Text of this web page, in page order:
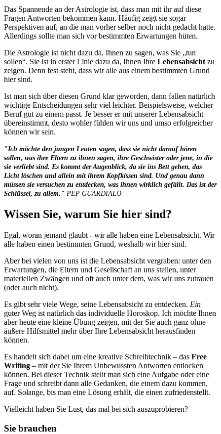
Das Spannende an der Astrologie ist, dass man mit ihr auf diese
Fragen Antworten bekommen kann. Häufig zeigt sie sogar
Perspektiven auf, an die man vorher selber noch nicht gedacht hatte.
Allerdings sollte man sich vor bestimmten Erwartungen hüten.
Die Astrologie ist nicht dazu da, Ihnen zu sagen, was Sie „tun
sollen“. Sie ist in erster Linie dazu da, Ihnen Ihre Lebensabsicht zu
zeigen. Denn fest steht, dass wir alle aus einem bestimmten Grund
hier sind.
Ist man sich über diesen Grund klar geworden, dann fallen natürlich
wichtige Entscheidungen sehr viel leichter. Beispielsweise, welcher
Beruf gut zu einem passt. Je besser er mit unserer Lebensabsicht
übereinstimmt, desto wohler fühlen wir uns und umso erfolgreicher
können wir sein.
"Ich möchte den jungen Leuten sagen, dass sie nicht darauf hören
sollen, was ihre Eltern zu ihnen sagen, ihre Geschwister oder jene, in die
sie verliebt sind. Es kommt der Augenblick, da sie ins Bett gehen, das
Licht löschen und allein mit ihrem Kopfkissen sind. Und genau dann
müssen sie versuchen zu entdecken, was ihnen wirklich gefällt. Das ist der
Schlüssel, zu allem." PEP GUARDIALO
Wissen Sie, warum Sie hier sind?
Egal, woran jemand glaubt - wir alle haben eine Lebensabsicht. Wir
alle haben einen bestimmten Grund, weshalb wir hier sind.
Aber bei vielen von uns ist die Lebensabsicht vergraben: unter den
Erwartungen, die Eltern und Gesellschaft an uns stellen, unter
materiellen Zwängen und oft auch unter dem, was wir uns zutrauen
(oder auch nicht).
Es gibt sehr viele Wege, seine Lebensabsicht zu entdecken. Ein
guter Weg ist natürlich das individuelle Horoskop. Ich möchte Ihnen
aber heute eine kleine Übung zeigen, mit der Sie auch ganz ohne
äußere Hilfsmittel mehr über Ihre Lebensabsicht herausfinden
können.
Es handelt sich dabei um eine kreative Schreibtechnik – das Free
Writing – mit der Sie Ihrem Unbewussten Antworten entlocken
können. Bei dieser Technik stellt man sich eine Aufgabe oder eine
Frage und schreibt dann alle Gedanken, die einem dazu kommen,
auf. Solange, bis man eine Lösung erhält, die einen zufriedenstellt.
Vielleicht haben Sie Lust, das mal bei sich auszuprobieren?
Sie brauchen